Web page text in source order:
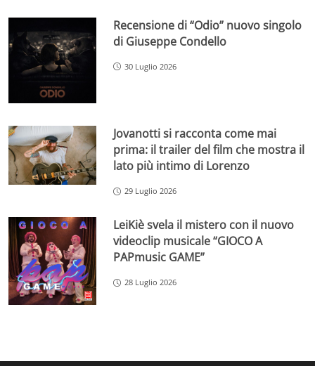
Recensione di “Odio” nuovo singolo
di Giuseppe Condello
30 Luglio 2026
Jovanotti si racconta come mai
prima: il trailer del film che mostra il
lato più intimo di Lorenzo
29 Luglio 2026
LeiKiè svela il mistero con il nuovo
videoclip musicale “GIOCO A
PAPmusic GAME”
28 Luglio 2026